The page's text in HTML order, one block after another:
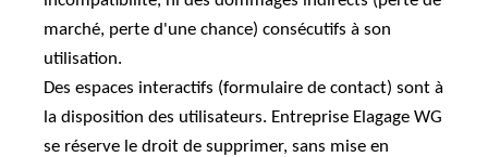
marché, perte d'une chance) consécutifs à son
utilisation.
Des espaces interactifs (formulaire de contact) sont à
la disposition des utilisateurs. Entreprise Elagage WG
se réserve le droit de supprimer, sans mise en